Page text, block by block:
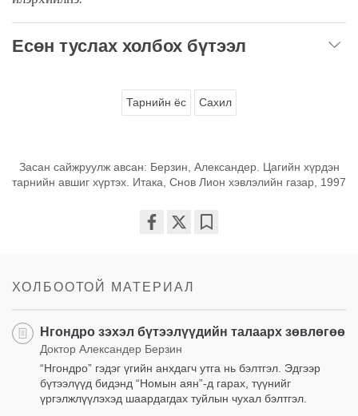
Есөн туслах холбох бүтээл
Тарнийн ёс Сахил
Засан сайжруулж авсан: Берзин, Александер. Цагийн хүрдэн
тарнийн авшиг хүртэх. Итака, Снов Лион хэвлэлийн газар, 1997
ХОЛБООТОЙ МАТЕРИАЛ
Нгондро зэхэл бүтээлүүдийн талаарх зөвлөгөө
Доктор Александер Берзин
“Нгондро” гэдэг үгийн анхдагч утга нь бэлтгэл. Эдгээр
бүтээлүүд бидэнд “Номын аян”-д гарах, түүнийг
үргэлжлүүлэхэд шаардагдах туйлын чухал бэлтгэл.